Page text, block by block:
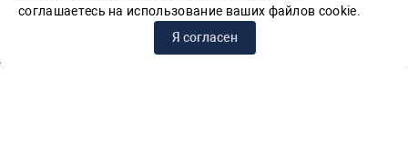
© СПб ГБУК ГСЦБС, 2012-2026 гг.
соглашаетесь на использование ваших файлов cookie.
Я согласен